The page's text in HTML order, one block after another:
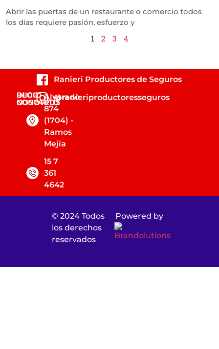
Abrir las puertas de un restaurante o comercio todos
los días requiere pasión, esfuerzo y
1 2 3 4
INICIO
NOSOTROS
BLOG
CONTACTO
Alvarado
874
(1704) -
Ramos
Mejía
15 7
361
4642
Ranieri Productores de Seguros
@ranieriproductoresseguros
© 2024 Todos
los derechos
reservados
Powered by